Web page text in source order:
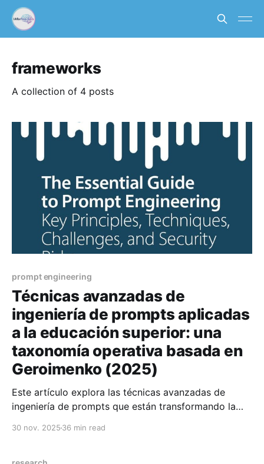
frameworks
A collection of 4 posts
prompt engineering
Técnicas avanzadas de
ingeniería de prompts aplicadas
a la educación superior: una
taxonomía operativa basada en
Geroimenko (2025)
Este artículo explora las técnicas avanzadas de
ingeniería de prompts que están transformando la
30 nov. 2025 36 min read